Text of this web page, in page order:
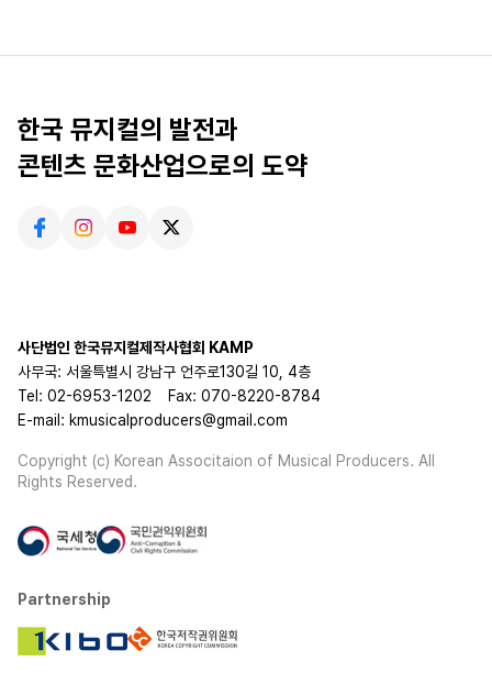
한국 뮤지컬의 발전과
콘텐츠 문화산업으로의 도약
사단법인 한국뮤지컬제작사협회 KAMP
사무국: 서울특별시 강남구 언주로130길 10, 4층
Tel: 02-6953-1202
Fax: 070-8220-8784
E-mail: kmusicalproducers@gmail.com
Copyright (c) Korean Associtaion of Musical Producers. All
Rights Reserved.
Partnership